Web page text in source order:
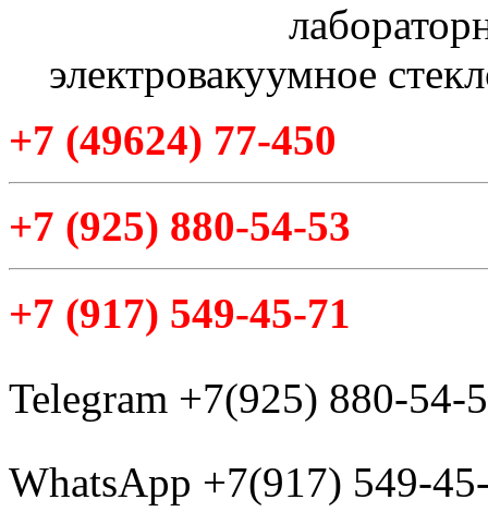
электровакуумное
+7 (49624) 77-450
+7 (925) 880-54-53
+7 (917) 549-45-71
Telegram +7(925) 880-54-
WhatsApp +7(917) 549-